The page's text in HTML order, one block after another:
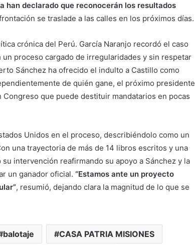
han declarado que reconocerán los resultados
se traslade a las calles en los próximos días.
crónica del Perú. García Naranjo recordó el caso
proceso cargado de irregularidades y sin respetar
Sánchez ha ofrecido el indulto a Castillo como
de quién gane, el próximo presidente
Congreso que puede destituir mandatarios en pocas
Unidos en el proceso, describiéndolo como un
una trayectoria de más de 14 libros escritos y una
intervención reafirmando su apoyo a Sánchez y la
un ganador oficial. “Estamos ante un proyecto
, resumió, dejando clara la magnitud de lo que se
balotaje CASA PATRIA MISIONES